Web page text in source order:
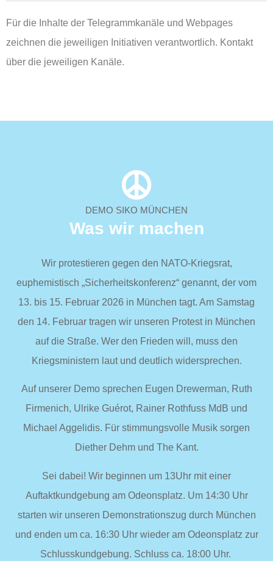
Für die Inhalte der Telegrammkanäle und Webpages
zeichnen die jeweiligen Initiativen verantwortlich. Kontakt
über die jeweiligen Kanäle.
DEMO SIKO MÜNCHEN
Was wir machen
Wir protestieren gegen den NATO-Kriegsrat,
euphemistisch „Sicherheitskonferenz“ genannt, der vom
13. bis 15. Februar 2026 in München tagt. Am Samstag
den 14. Februar tragen wir unseren Protest in München
auf die Straße. Wer den Frieden will, muss den
Kriegsministern laut und deutlich widersprechen.
Auf unserer Demo sprechen Eugen Drewerman, Ruth
Firmenich, Ulrike Guérot, Rainer Rothfuss MdB und
Michael Aggelidis. Für stimmungsvolle Musik sorgen
Diether Dehm und The Kant.
Sei dabei! Wir beginnen um 13Uhr mit einer
Auftaktkundgebung am Odeonsplatz. Um 14:30 Uhr
starten wir unseren Demonstrationszug durch München
und enden um ca. 16:30 Uhr wieder am Odeonsplatz zur
Schlusskundgebung. Schluss ca. 18:00 Uhr.